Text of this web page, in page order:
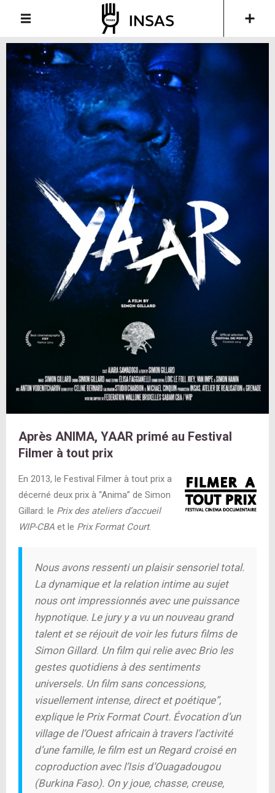
Après ANIMA, YAAR primé au Festival
Filmer à tout prix
En 2013, le Festival Filmer à tout prix a
décerné deux prix à “Anima” de Simon
Gillard: le Prix des ateliers d’accueil
WIP-CBA et le Prix Format Court.
Nous avons ressenti un plaisir sensoriel total.
La dynamique et la relation intime au sujet
nous ont impressionnés avec une puissance
hypnotique. Le jury y a vu un nouveau grand
talent et se réjouit de voir les futurs films de
Simon Gillard. Un film qui relie avec Brio les
gestes quotidiens à des sentiments
universels. Un film sans concessions,
visuellement intense, direct et poétique”,
explique le Prix Format Court. Évocation d’un
village de l’Ouest africain à travers l’activité
d’une famille, le film est un Regard croisé en
coproduction avec l’Isis d’Ouagadougou
(Burkina Faso). On y joue, chasse, creuse,